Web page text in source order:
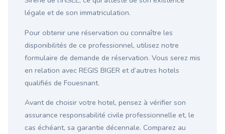
légale et de son immatriculation.
Pour obtenir une réservation ou connaître les
disponibilités de ce professionnel, utilisez notre
formulaire de demande de réservation. Vous serez mis
en relation avec REGIS BIGER et d’autres hotels
qualifiés de Fouesnant.
Avant de choisir votre hotel, pensez à vérifier son
assurance responsabilité civile professionnelle et, le
cas échéant, sa garantie décennale. Comparez au